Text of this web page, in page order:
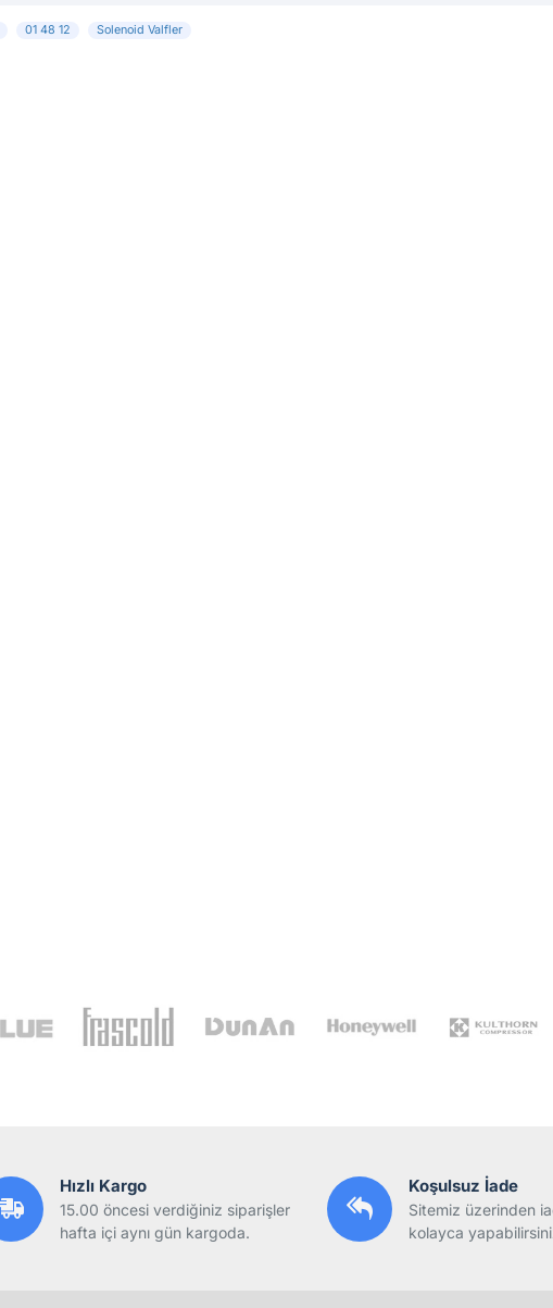
01 48 12 Solenoid Valfler
Hızlı Kargo
15.00 öncesi verdiğiniz siparişler
hafta içi aynı gün kargoda.
Koşulsuz İade
Sitemiz üzerinden
kolayca